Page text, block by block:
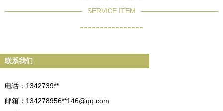
SERVICE ITEM
----------------
联系我们
电话：1342739**
邮箱：134278956**146@qq.com